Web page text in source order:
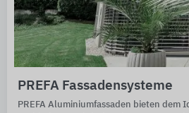
PREFA Fassadensysteme
PREFA Aluminiumfassaden bieten dem